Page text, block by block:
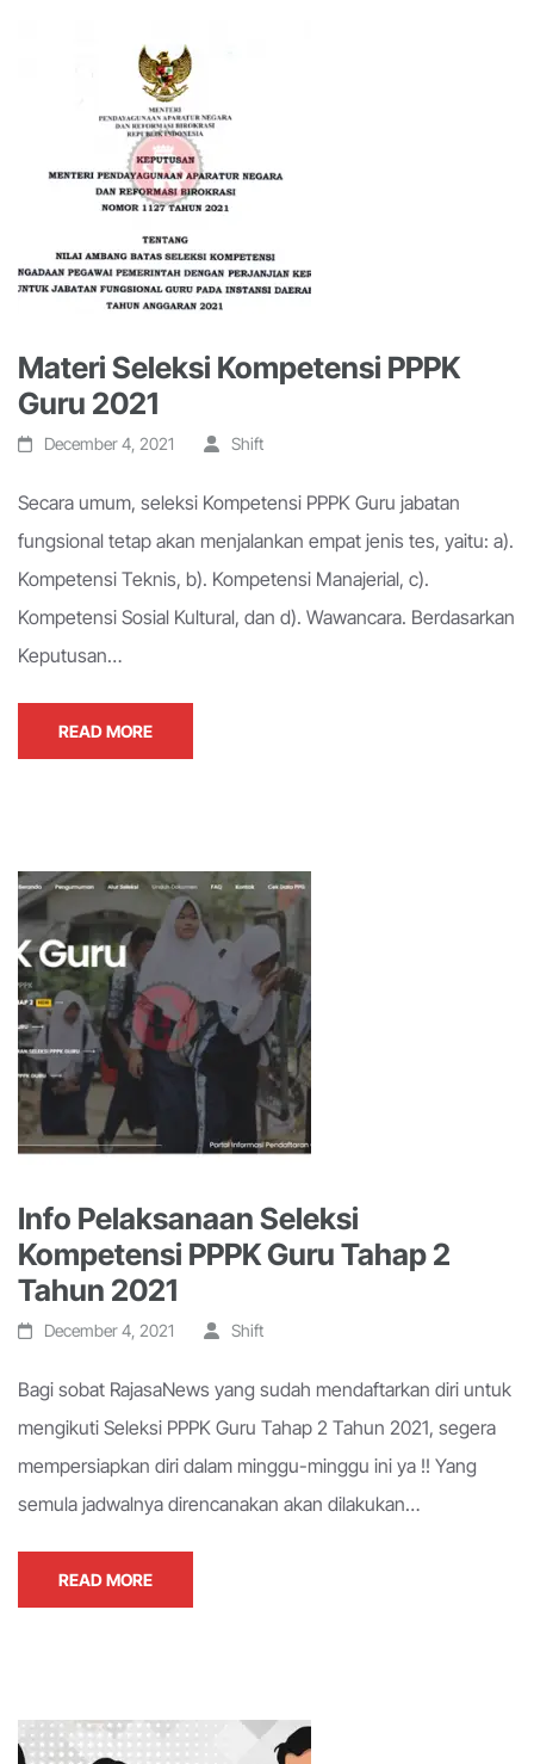
Materi Seleksi Kompetensi PPPK
Guru 2021
December 4, 2021 Shift
Secara umum, seleksi Kompetensi PPPK Guru jabatan
fungsional tetap akan menjalankan empat jenis tes, yaitu: a).
Kompetensi Teknis, b). Kompetensi Manajerial, c).
Kompetensi Sosial Kultural, dan d). Wawancara. Berdasarkan
Keputusan…
READ MORE
Info Pelaksanaan Seleksi
Kompetensi PPPK Guru Tahap 2
Tahun 2021
December 4, 2021 Shift
Bagi sobat RajasaNews yang sudah mendaftarkan diri untuk
mengikuti Seleksi PPPK Guru Tahap 2 Tahun 2021, segera
mempersiapkan diri dalam minggu-minggu ini ya !! Yang
semula jadwalnya direncanakan akan dilakukan…
READ MORE